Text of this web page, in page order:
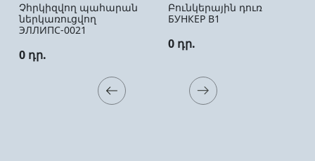
Չհրկիզվող պահարան
ներկառուցվող
ЭЛЛИПС-0021
0 դր.
Բունկերային դուռ
БУНКЕР B1
0 դր.